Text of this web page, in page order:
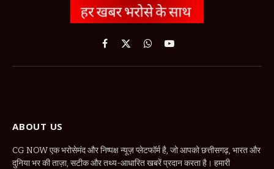
Facebook
X
WhatsApp
YouTube
ABOUT US
CG NOW एक भरोसेमंद और निष्पक्ष न्यूज़ प्लेटफॉर्म है, जो आपको छत्तीसगढ़, भारत और
दुनिया भर की ताज़ा, सटीक और तथ्य-आधारित खबरें प्रदान करता है। हमारी